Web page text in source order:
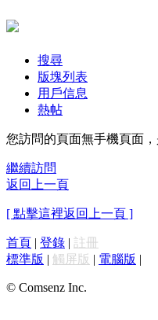
搜尋
版塊列表
用戶信息
熱帖
您訪問的頁面無手機頁面
繼續訪問
返回上一頁
[ 點擊這裡返回上一頁 ]
首頁 | 登錄 | 註冊
標準版 | 觸屏版 | 電腦版 |
© Comsenz Inc.